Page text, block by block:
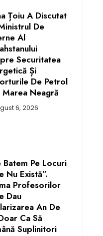
Țoiu A Discutat
De
Al
Securitatea
Și
De Petrol
Marea Neagră
6, 2026
Batem Pe Locuri
Nu Există”.
Profesorilor
Dau
An De
Ca Să
Suplinitori